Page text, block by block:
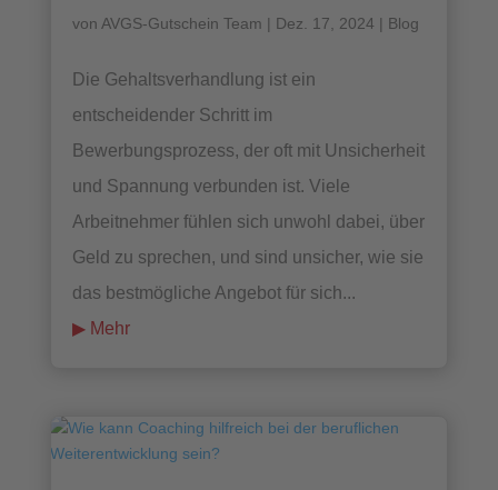
von AVGS-Gutschein Team | Dez. 17, 2024 | Blog
Die Gehaltsverhandlung ist ein
entscheidender Schritt im
Bewerbungsprozess, der oft mit Unsicherheit
und Spannung verbunden ist. Viele
Arbeitnehmer fühlen sich unwohl dabei, über
Geld zu sprechen, und sind unsicher, wie sie
das bestmögliche Angebot für sich...
mehr lesen